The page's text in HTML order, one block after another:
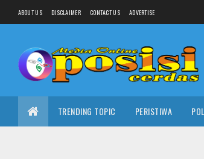
ABOUT US DISCLAIMER CONTACT US ADVERTISE
TRENDING TOPIC PERISTIWA